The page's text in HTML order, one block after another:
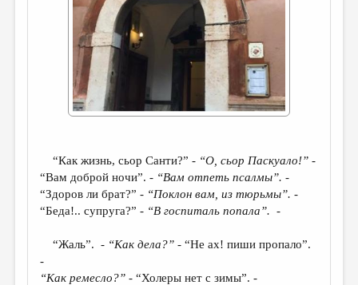
КОНКУРСЫ
ДЕТСКАЯ КОМНАТА
КНИЖНАЯ ПОЛКА
ОБЗОР ЛИТЕРАТУРЫ
ОБЪЯВЛЕНИЯ
КОЛОНКА РЕДАКТОРА
РЕДКОЛЛЕГИЯ
ОТ РЕДАКЦИИ
“Как жизнь, сьор Санти?” - “О, сьор Паскуало!” -
“Вам доброй ночи”. - “Вам отпеть псалмы”. -
“Здоров ли брат?” - “Поклон вам, из тюрьмы”. -
“Беда!.. супруга?” - “В госпиталь попала”. -
“Жаль”. - “Как дела?” - “Не ах! пиши пропало”.
-
“Как ремесло?” - “Холеры нет с зимы”. -